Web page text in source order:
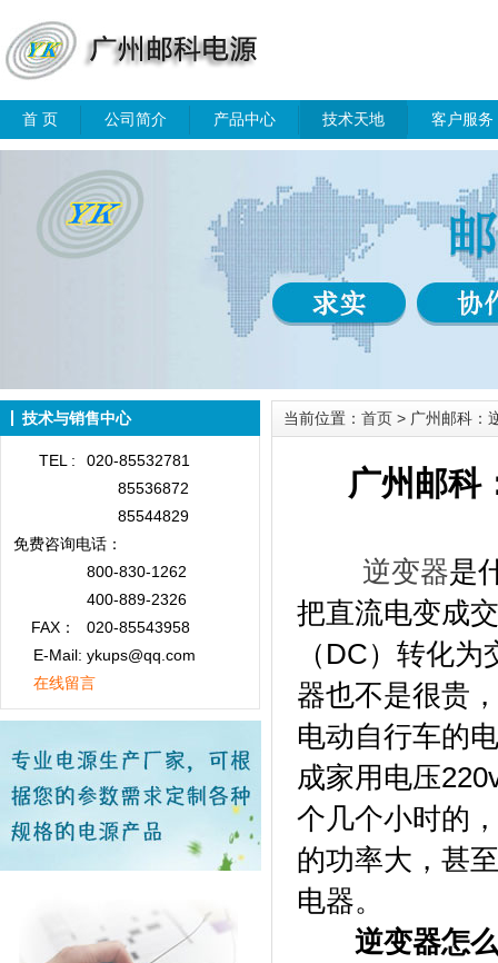
首 页 公司简介 产品中心 技术天地 客户服务
技术与销售中心
TEL :
020-85532781
85536872
85544829
免费咨询电话：
800-830-1262
400-889-2326
FAX：
020-85543958
E-Mail: ykups@qq.com
在线留言
当前位置： 首页 > 广州邮科：
广州邮科
逆变器是
把直流电变成
（DC）转化
器也不是很贵
电动自行车的
成家用电压
个几个小时的
的功率大，甚
电器。
逆变器怎